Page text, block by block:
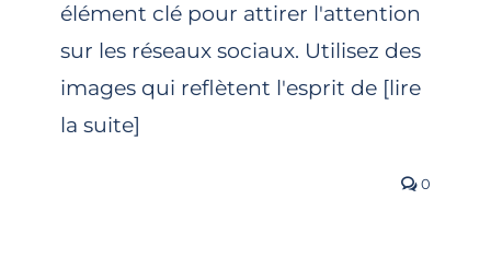
élément clé pour attirer l'attention
sur les réseaux sociaux. Utilisez des
images qui reflètent l'esprit de [lire
la suite]
0